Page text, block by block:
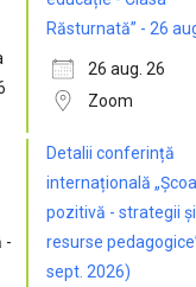
Răsturnată” - 26
26 aug. 26
Zoom
Detalii conferință
internațională
pozitivă - strategii și
resurse
sept. 2026)